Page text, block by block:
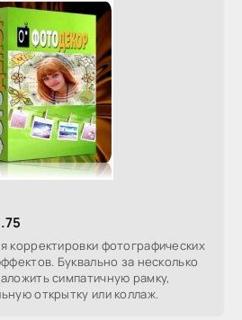
фотографических
Буквально за несколько
симпатичную рамку,
открытку или коллаж.